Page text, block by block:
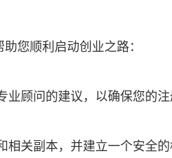
您顺利启动创业之路：
业顾问的建议，以确保您的
相关副本，并建立一个安全